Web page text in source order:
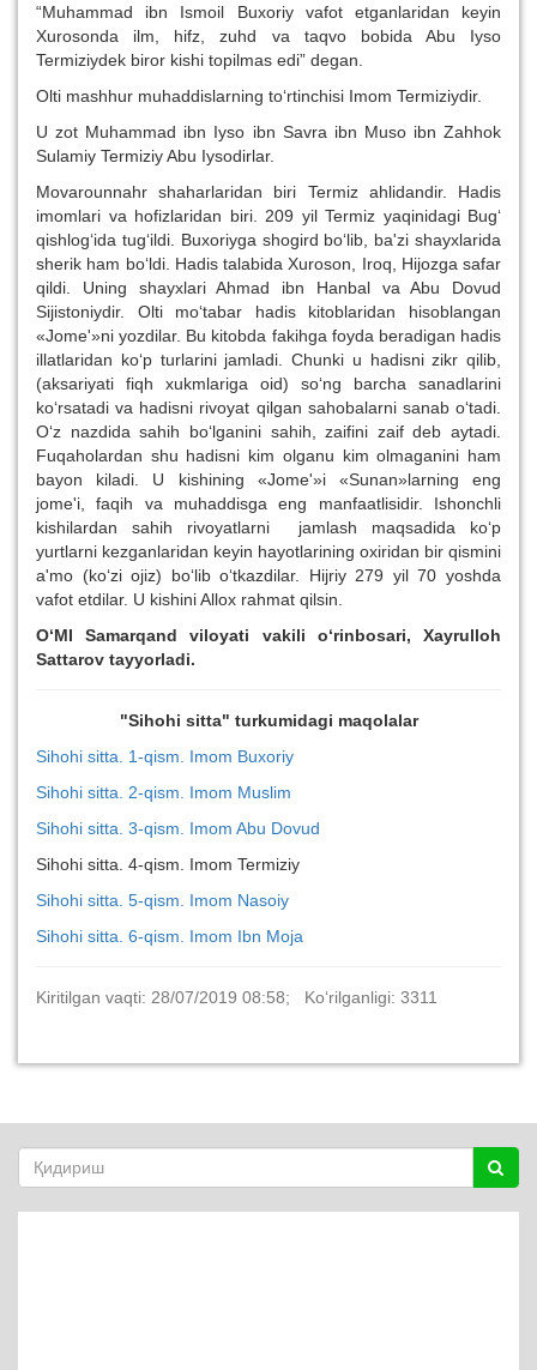
“Muhammad ibn Ismoil Buxoriy vafot etganlaridan keyin
Xurosonda ilm, hifz, zuhd va taqvo bobida Abu Iyso
Termiziydek biror kishi topilmas edi” degan.
Olti mashhur muhaddislarning to‘rtinchisi Imom Termiziydir.
U zot Muhammad ibn Iyso ibn Savra ibn Muso ibn Zahhok
Sulamiy Termiziy Abu Iysodirlar.
Movarounnahr shaharlaridan biri Termiz ahlidandir. Hadis
imomlari va hofizlaridan biri. 209 yil Termiz yaqinidagi Bug‘
qishlog‘ida tug‘ildi. Buxoriyga shogird bo‘lib, ba'zi shayxlarida
sherik ham bo‘ldi. Hadis talabida Xuroson, Iroq, Hijozga safar
qildi. Uning shayxlari Ahmad ibn Hanbal va Abu Dovud
Sijistoniydir. Olti mo‘tabar hadis kitoblaridan hisoblangan
«Jome'»ni yozdilar. Bu kitobda fakihga foyda beradigan hadis
illatlaridan ko‘p turlarini jamladi. Chunki u hadisni zikr qilib,
(aksariyati fiqh xukmlariga oid) so‘ng barcha sanadlarini
ko‘rsatadi va hadisni rivoyat qilgan sahobalarni sanab o‘tadi.
O‘z nazdida sahih bo‘lganini sahih, zaifini zaif deb aytadi.
Fuqaholardan shu hadisni kim olganu kim olmaganini ham
bayon kiladi. U kishining «Jome'»i «Sunan»larning eng
jome'i, faqih va muhaddisga eng manfaatlisidir. Ishonchli
kishilardan sahih rivoyatlarni jamlash maqsadida ko‘p
yurtlarni kezganlaridan keyin hayotlarining oxiridan bir qismini
a'mo (ko‘zi ojiz) bo‘lib o‘tkazdilar. Hijriy 279 yil 70 yoshda
vafot etdilar. U kishini Allox rahmat qilsin.
O‘MI Samarqand viloyati vakili o‘rinbosari, Xayrulloh
Sattarov tayyorladi.
"Sihohi sitta" turkumidagi maqolalar
Sihohi sitta. 1-qism. Imom Buxoriy
Sihohi sitta. 2-qism. Imom Muslim
Sihohi sitta. 3-qism. Imom Abu Dovud
Sihohi sitta. 4-qism. Imom Termiziy
Sihohi sitta. 5-qism. Imom Nasoiy
Sihohi sitta. 6-qism. Imom Ibn Moja
Kiritilgan vaqti: 28/07/2019 08:58; Ko‘rilganligi: 3311